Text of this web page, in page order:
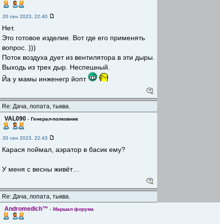
20 сен 2023, 22:40
Нет.
Это готовое изделие. Вот где его применять
вопрос. )))
Поток воздуха дует из вентилятора в эти дыры.
Выходь из трех дыр. Неспешный.
Йа у мамы инженегр йопт
Re: Дача, лопата, тыква.
VAL090 - Генерал-полковник
20 сен 2023, 22:43
Карася поймал, аэратор в басик ему?
У меня с весны живёт…
Re: Дача, лопата, тыква.
Andromedich™ - Маршал форума